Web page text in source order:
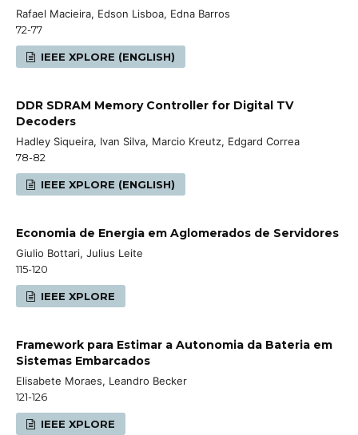
Rafael Macieira, Edson Lisboa, Edna Barros
72-77
IEEE XPLORE (ENGLISH)
DDR SDRAM Memory Controller for Digital TV
Decoders
Hadley Siqueira, Ivan Silva, Marcio Kreutz, Edgard Correa
78-82
IEEE XPLORE (ENGLISH)
Economia de Energia em Aglomerados de Servidores
Giulio Bottari, Julius Leite
115-120
IEEE XPLORE
Framework para Estimar a Autonomia da Bateria em
Sistemas Embarcados
Elisabete Moraes, Leandro Becker
121-126
IEEE XPLORE